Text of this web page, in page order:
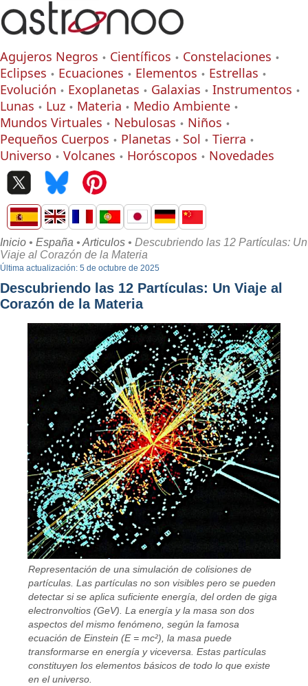
Agujeros Negros Científicos
Constelaciones
Eclipses
Ecuaciones Elementos
Estrellas
Evolución
Exoplanetas Galaxias
Instrumentos
Lunas
Luz Materia
Medio Ambiente
Mundos Virtuales
Nebulosas
Niños
Pequeños Cuerpos
Planetas Sol
Tierra
Universo
Volcanes Horóscopos Novedades
Inicio • España • Articulos • Descubriendo las 12 Partículas: Un
Viaje al Corazón de la Materia
Última actualización: 5 de octubre de 2025
Descubriendo las 12 Partículas: Un Viaje al
Corazón de la Materia
Representación de una simulación de colisiones de
partículas. Las partículas no son visibles pero se pueden
detectar si se aplica suficiente energía, del orden de giga
electronvoltios (GeV). La energía y la masa son dos
aspectos del mismo fenómeno, según la famosa
ecuación de Einstein (E = mc²), la masa puede
transformarse en energía y viceversa. Estas partículas
constituyen los elementos básicos de todo lo que existe
en el universo.